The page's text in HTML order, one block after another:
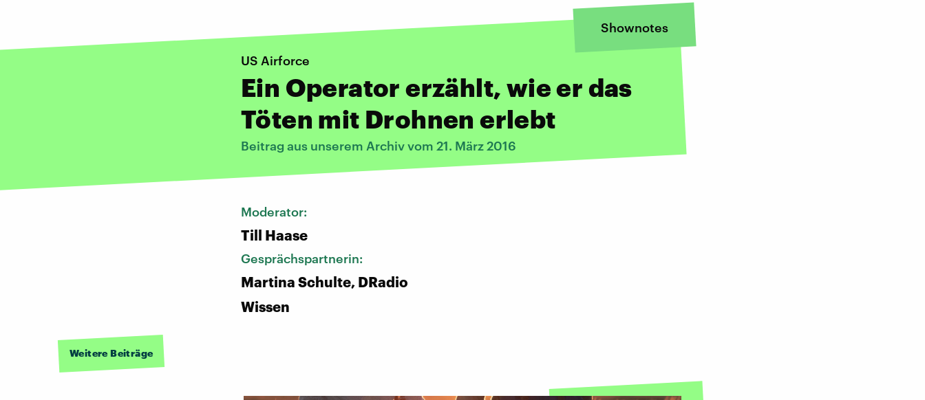
Shownotes
US Airforce
Ein Operator erzählt, wie er das
Töten mit Drohnen erlebt
Beitrag aus unserem Archiv vom 21. März 2016
Moderator:
Till Haase
Gesprächspartnerin:
Martina Schulte, DRadio
Wissen
Weitere Beiträge